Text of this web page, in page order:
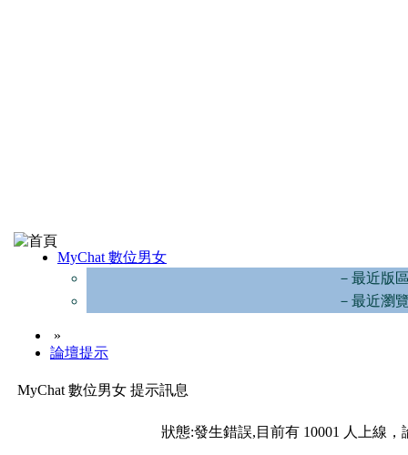
MyChat 數位男女
－最近版
－最近瀏
»
論壇提示
MyChat 數位男女 提示訊息
狀態:發生錯誤,目前有 10001 人上線